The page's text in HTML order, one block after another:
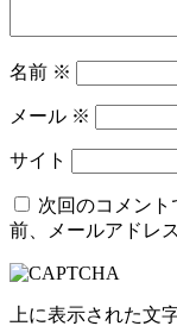
名前 ※
メール ※
サイト
次回のコメン
前、メールアドレ
上に表示された文